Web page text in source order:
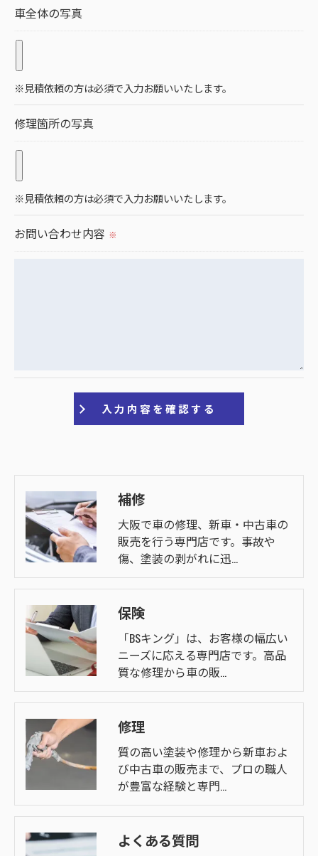
当社では、お客様の個人情報の開示･訂正･削除・利
個人情報の開示･訂正･削除・利用停止の具体的手続
きにつきましては、お電話でお問合せ下さい。
車全体の写真
※見積依頼の方は必須で入力お願いいたします。
修理箇所の写真
※見積依頼の方は必須で入力お願いいたします。
お問い合わせ内容 ※
補修
大阪で車の修理、新車・中古車の
販売を行う専門店です。事故や
傷、塗装の剥がれに迅…
保険
「BSキング」は、お客様の幅広い
ニーズに応える専門店です。高品
質な修理から車の販…
修理
質の高い塗装や修理から新車およ
び中古車の販売まで、プロの職人
が豊富な経験と専門…
よくある質問